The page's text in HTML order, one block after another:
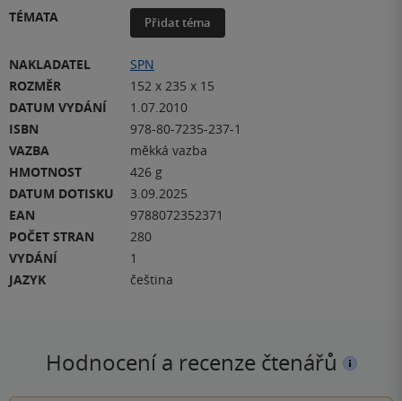
TÉMATA
Přidat téma
NAKLADATEL
SPN
ROZMĚR
152 x 235 x 15
DATUM VYDÁNÍ
1.07.2010
ISBN
978-80-7235-237-1
VAZBA
měkká vazba
HMOTNOST
426 g
DATUM DOTISKU
3.09.2025
EAN
9788072352371
POČET STRAN
280
VYDÁNÍ
1
JAZYK
čeština
Hodnocení a recenze čtenářů